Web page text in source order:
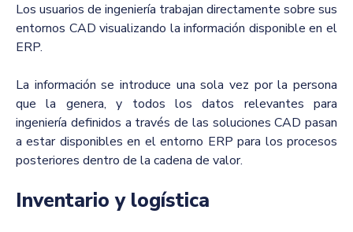
Los usuarios de ingeniería trabajan directamente sobre sus
entornos CAD visualizando la información disponible en el
ERP.
La información se introduce una sola vez por la persona
que la genera, y todos los datos relevantes para
ingeniería definidos a través de las soluciones CAD pasan
a estar disponibles en el entorno ERP para los procesos
posteriores dentro de la cadena de valor.
Inventario y logística